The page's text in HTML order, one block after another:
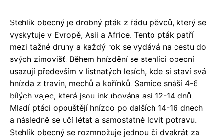
Stehlík obecný je drobný pták z řádu pěvců, který se
vyskytuje v Evropě, Asii a Africe. Tento pták patří
mezi tažné druhy a každý rok se vydává na cestu do
svých zimovišť. Během hnízdění se stehlíci obecní
usazují především v listnatých lesích, kde si staví svá
hnízda z travin, mechů a kořínků. Samice snáší 4-6
bílých vajec, která jsou inkubována asi 12-14 dnů.
Mladí ptáci opouštějí hnízdo po dalších 14-16 dnech
a následně se učí létat a samostatně lovit potravu.
Stehlík obecný se rozmnožuje jednou či dvakrát za